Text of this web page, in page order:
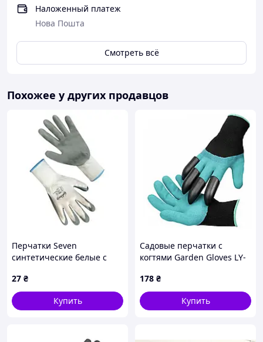
Наложенный платеж
Нова Пошта
Смотреть всё
Похожее у других продавцов
Перчатки Seven
синтетические белые с
покрытием NL9260/69260
(12/300)
27 ₴
Купить
Садовые перчатки с
когтями Garden Gloves LY-
инструмент LY-557 для
огорода
178 ₴
Купить